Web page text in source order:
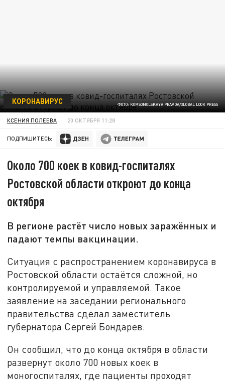
ФОТО: KOMSOMOLSKAYA PRAVDA/GLOBAL LOOK PRESS
КОРОНАВИРУС
КСЕНИЯ ПОЛЕЕВА 20 ОКТЯБРЯ 11:28
ПОДПИШИТЕСЬ:
Около 700 коек в ковид-госпиталях
Ростовской области откроют до конца
октября
В регионе растёт число новых заражённых и
падают темпы вакцинации.
Ситуация с распространением коронавируса в
Ростовской области остаётся сложной, но
контролируемой и управляемой. Такое
заявление на заседании регионального
правительства сделал заместитель
губернатора Сергей Бондарев.
Он сообщил, что до конца октября в области
развернут около 700 новых коек в
моногоспиталях, где пациенты проходят